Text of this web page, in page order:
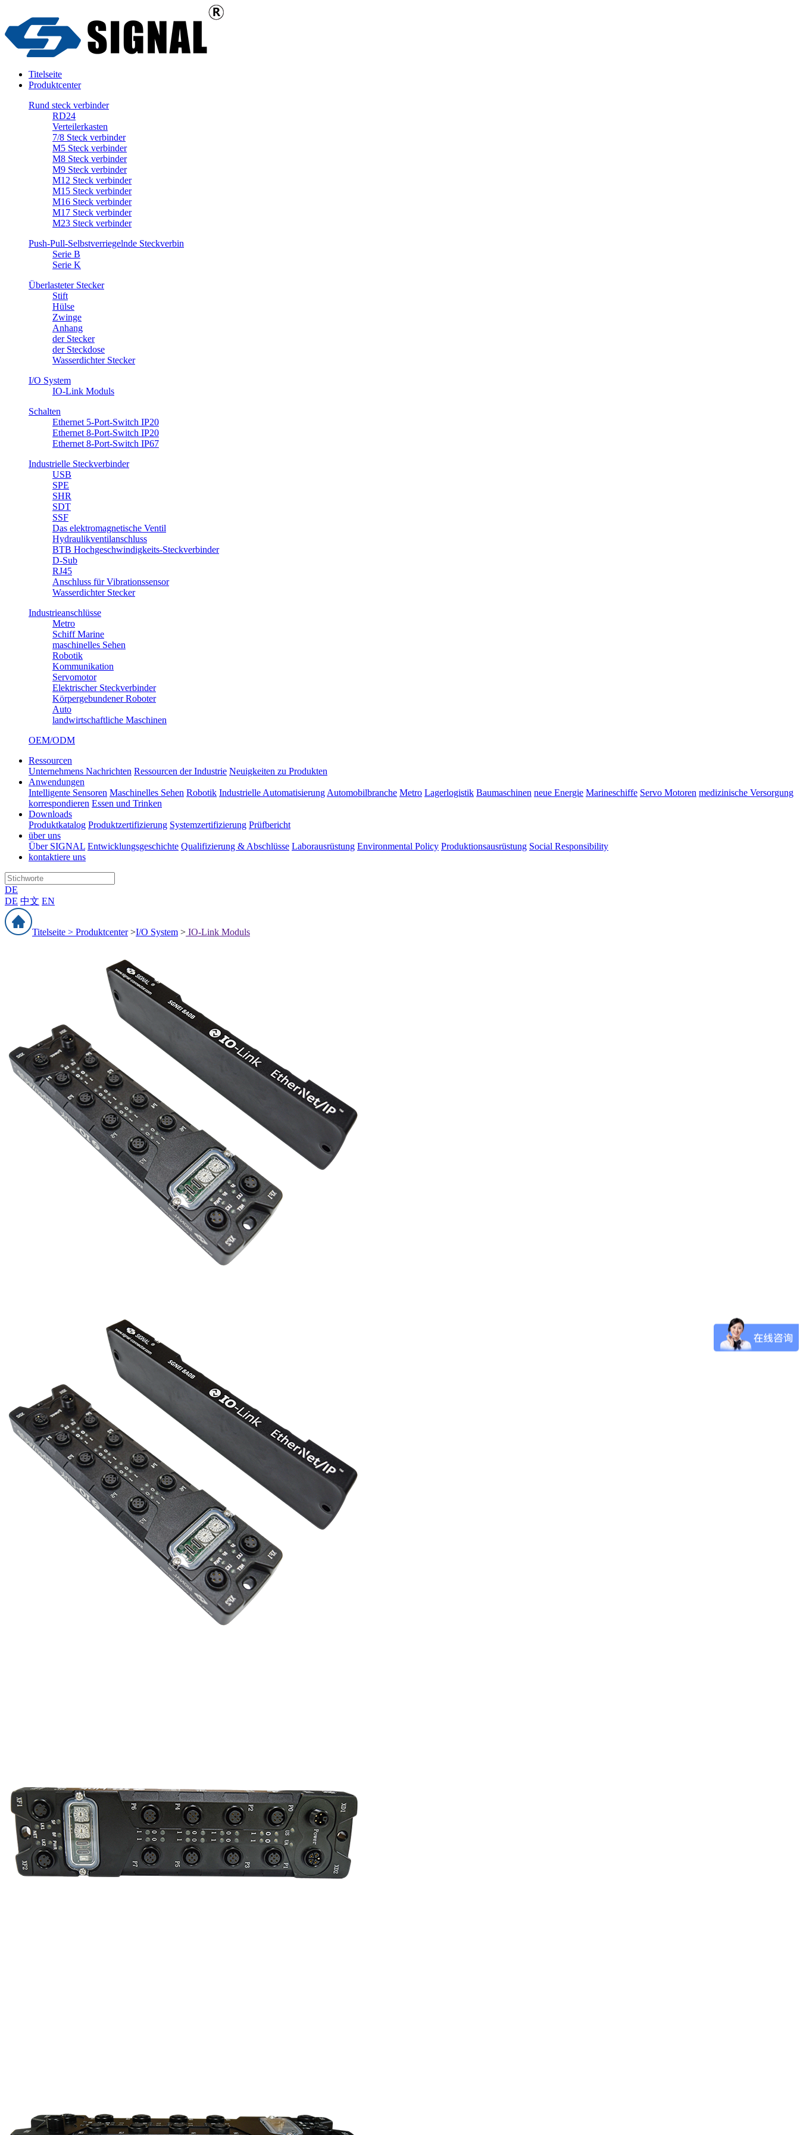
Titelseite
Produktcenter
Rund steck verbinder
RD24
Verteilerkasten
7/8 Steck verbinder
M5 Steck verbinder
M8 Steck verbinder
M9 Steck verbinder
M12 Steck verbinder
M15 Steck verbinder
M16 Steck verbinder
M17 Steck verbinder
M23 Steck verbinder
Push-Pull-Selbstverriegelnde Steckverbin
Serie B
Serie K
Überlasteter Stecker
Stift
Hülse
Zwinge
Anhang
​der Stecker
der Steckdose
Wasserdichter Stecker
I/O System
IO-Link Moduls
Schalten
Ethernet 5-Port-Switch IP20
Ethernet 8-Port-Switch IP20
Ethernet 8-Port-Switch IP67
Industrielle Steckverbinder
USB
SPE
SHR
SDT
SSF
Das elektromagnetische Ventil
Hydraulikventilanschluss
BTB Hochgeschwindigkeits-Steckverbinder
D-Sub
RJ45
Anschluss für Vibrationssensor
Wasserdichter Stecker
Industrieanschlüsse
Metro
Schiff Marine
maschinelles Sehen
Robotik
Kommunikation
Servomotor
Elektrischer Steckverbinder
Körpergebundener Roboter
Auto
landwirtschaftliche Maschinen
OEM/ODM
Ressourcen
Unternehmens Nachrichten Ressourcen der Industrie Neuigkeiten zu Produkten
Anwendungen
Intelligente Sensoren Maschinelles Sehen Robotik Industrielle Automatisierung Automobilbranche Metro Lagerlogistik Baumaschinen neue Energie Marineschiffe Servo Motoren medizinische Versorgung
korrespondieren Essen und Trinken
Downloads
Produktkatalog Produktzertifizierung Systemzertifizierung Prüfbericht
über uns
Über SIGNAL Entwicklungsgeschichte Qualifizierung & Abschlüsse Laborausrüstung Environmental Policy Produktionsausrüstung Social Responsibility
kontaktiere uns
DE
DE 中文 EN
Titelseite > Produktcenter >I/O System > IO-Link Moduls